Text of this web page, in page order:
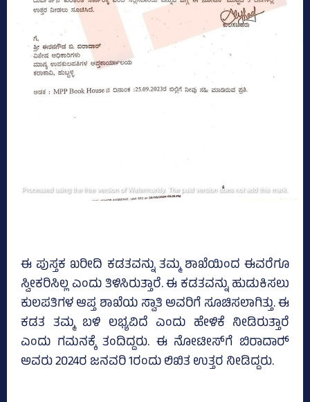
ಈ ಪುಸ್ತಕ ಖರೀದಿ ಕಡತವನ್ನು ತಮ್ಮ ಶಾಖೆಯಿಂದ ಈವರೆಗೂ
ಸ್ವೀಕರಿಸಿಲ್ಲ ಎಂದು ತಿಳಿಸಿರುತ್ತಾರೆ. ಈ ಕಡತವನ್ನು ಹುಡುಕಿಸಲು
ಕುಲಪತಿಗಳ ಆಪ್ತ ಶಾಖೆಯ ಸ್ವಾತಿ ಅವರಿಗೆ ಸೂಚಿಸಲಾಗಿತ್ತು. ಈ
ಕಡತ ತಮ್ಮ ಬಳಿ ಲಭ್ಯವಿದೆ ಎಂದು ಹೇಳಿಕೆ ನೀಡಿರುತ್ತಾರೆ
ಎಂದು ಗಮನಕ್ಕೆ ತಂದಿದ್ದರು. ಈ ನೋಟೀಸ್‌ಗೆ ಬಿರಾದಾರ್‍‌
ಅವರು 2024ರ ಜನವರಿ 1ರಂದು ಲಿಖಿತ ಉತ್ತರ ನೀಡಿದ್ದರು.